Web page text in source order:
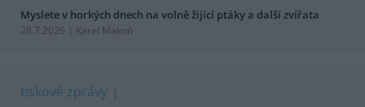
Myslete v horkých dnech na volně žijící ptáky a další zvířata
28.7.2026 | Karel Makoň
tiskové zprávy